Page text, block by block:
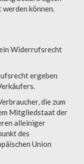
können.
Widerrufsrecht
ergeben
die zum
Mitgliedstaat der
alleiniger
des
Union